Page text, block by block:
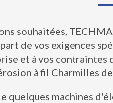
souhaitées,
de vos exigences
et à vos contraintes
à fil Charmilles
quelques machines